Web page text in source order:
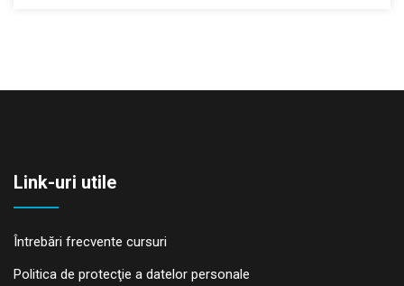
Link-uri utile
Întrebări frecvente cursuri
Politica de protecţie a datelor personale